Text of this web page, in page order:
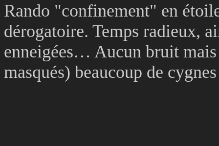
Rando "confinement" en
dérogatoire. Temps radieux,
enneigées… Aucun bruit mais
masqués) beaucoup de